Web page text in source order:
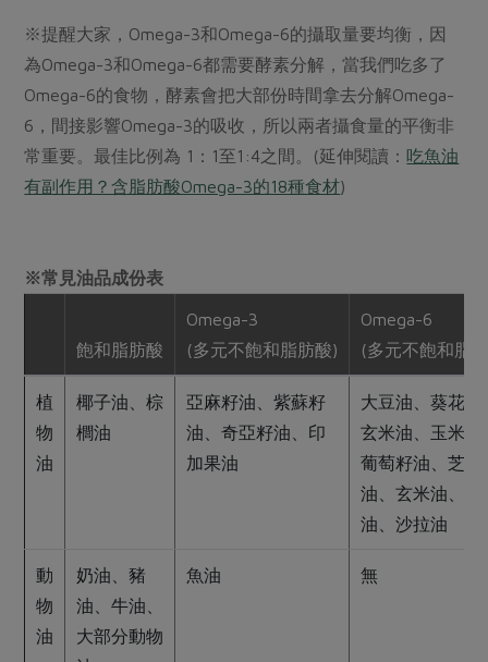
※提醒大家，Omega-3和Omega-6的攝取量要均衡，因
為Omega-3和Omega-6都需要酵素分解，當我們吃多了
Omega-6的食物，酵素會把大部份時間拿去分解Omega-
6，間接影響Omega-3的吸收，所以兩者攝食量的平衡非
常重要。最佳比例為 1：1至1:4之間。(延伸閱讀： 吃魚油
有副作用？含脂肪酸Omega-3的18種食材)
※常見油品成份表
飽和脂肪酸
Omega-3
(多元不飽和脂肪酸)
Omega-6
(多元不飽和脂
植
物
油
椰子油、棕
櫚油
亞麻籽油、紫蘇籽
油、奇亞籽油、印
加果油
大豆油、葵花油
玄米油、玉米油
葡萄籽油、芝麻
油、玄米油、花
油、沙拉油
動
物
油
奶油、豬
油、牛油、
大部分動物
魚油 無